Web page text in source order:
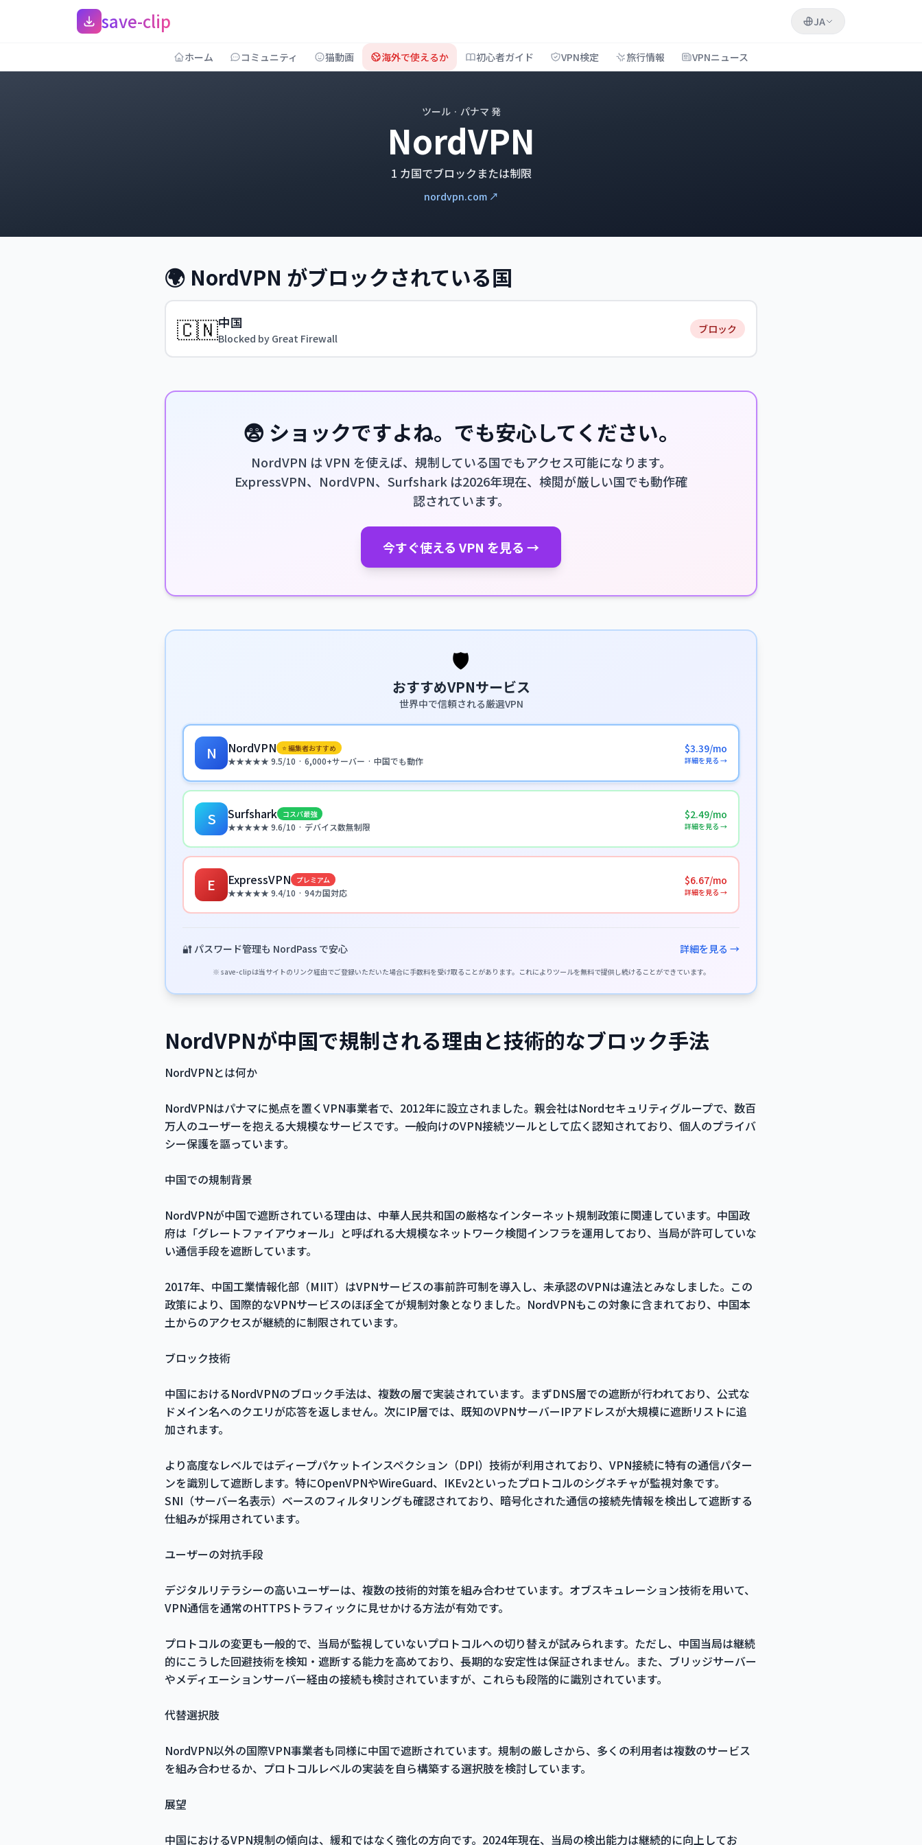
save-clip JA
ホーム コミュニティ 猫動画 海外で使えるか 初心者ガイド VPN検定 旅行情報 VPNニュース
ツール · パナマ 発
NordVPN
1 カ国でブロックまたは制限
nordvpn.com ↗
🌍 NordVPN がブロックされている国
🇨🇳中国
Blocked by Great Firewall
ブロック
😨 ショックですよね。でも安心してください。
NordVPN は VPN を使えば、規制している国でもアクセス可能になります。
ExpressVPN、NordVPN、Surfshark は2026年現在、検閲が厳しい国でも動作確
認されています。
今すぐ使える VPN を見る →
🛡️
おすすめVPNサービス
世界中で信頼される厳選VPN
N NordVPN ⭐ 編集者おすすめ
★★★★★ 9.5/10 · 6,000+サーバー · 中国でも動作
$3.39/mo
詳細を見る →
S Surfshark コスパ最強
★★★★★ 9.6/10 · デバイス数無制限
$2.49/mo
詳細を見る →
E ExpressVPN プレミアム
★★★★★ 9.4/10 · 94カ国対応
$6.67/mo
詳細を見る →
🔐 パスワード管理も NordPass で安心 詳細を見る →
※ save-clipは当サイトのリンク経由でご登録いただいた場合に手数料を受け取ることがあります。これによりツールを無料で提供し続けることができています。
NordVPNが中国で規制される理由と技術的なブロック手法
NordVPNとは何か
NordVPNはパナマに拠点を置くVPN事業者で、2012年に設立されました。親会社はNordセキュリティグループで、数百
万人のユーザーを抱える大規模なサービスです。一般向けのVPN接続ツールとして広く認知されており、個人のプライバ
シー保護を謳っています。
中国での規制背景
NordVPNが中国で遮断されている理由は、中華人民共和国の厳格なインターネット規制政策に関連しています。中国政
府は「グレートファイアウォール」と呼ばれる大規模なネットワーク検閲インフラを運用しており、当局が許可していな
い通信手段を遮断しています。
2017年、中国工業情報化部（MIIT）はVPNサービスの事前許可制を導入し、未承認のVPNは違法とみなしました。この
政策により、国際的なVPNサービスのほぼ全てが規制対象となりました。NordVPNもこの対象に含まれており、中国本
土からのアクセスが継続的に制限されています。
ブロック技術
中国におけるNordVPNのブロック手法は、複数の層で実装されています。まずDNS層での遮断が行われており、公式な
ドメイン名へのクエリが応答を返しません。次にIP層では、既知のVPNサーバーIPアドレスが大規模に遮断リストに追
加されます。
より高度なレベルではディープパケットインスペクション（DPI）技術が利用されており、VPN接続に特有の通信パター
ンを識別して遮断します。特にOpenVPNやWireGuard、IKEv2といったプロトコルのシグネチャが監視対象です。
SNI（サーバー名表示）ベースのフィルタリングも確認されており、暗号化された通信の接続先情報を検出して遮断する
仕組みが採用されています。
ユーザーの対抗手段
デジタルリテラシーの高いユーザーは、複数の技術的対策を組み合わせています。オブスキュレーション技術を用いて、
VPN通信を通常のHTTPSトラフィックに見せかける方法が有効です。
プロトコルの変更も一般的で、当局が監視していないプロトコルへの切り替えが試みられます。ただし、中国当局は継続
的にこうした回避技術を検知・遮断する能力を高めており、長期的な安定性は保証されません。また、ブリッジサーバー
やメディエーションサーバー経由の接続も検討されていますが、これらも段階的に識別されています。
代替選択肢
NordVPN以外の国際VPN事業者も同様に中国で遮断されています。規制の厳しさから、多くの利用者は複数のサービス
を組み合わせるか、プロトコルレベルの実装を自ら構築する選択肢を検討しています。
展望
中国におけるVPN規制の傾向は、緩和ではなく強化の方向です。2024年現在、当局の検出能力は継続的に向上してお